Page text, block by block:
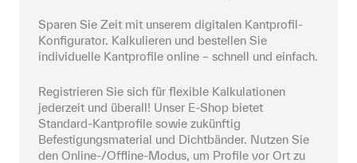
Sparen Sie Zeit mit unserem digitalen Kantprofil-
Konfigurator. Kalkulieren und bestellen Sie
individuelle Kantprofile online – schnell und einfach.
Registrieren Sie sich für flexible Kalkulationen
jederzeit und überall! Unser E-Shop bietet
Standard-Kantprofile sowie zukünftig
Befestigungsmaterial und Dichtbänder. Nutzen Sie
den Online-/Offline-Modus, um Profile vor Ort zu